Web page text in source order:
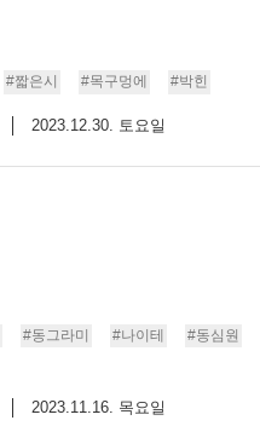
#짧은시 #목구멍에 #박힌
2023.12.30. 토요일
#동그라미 #나이테
#동심원
2023.11.16. 목요일